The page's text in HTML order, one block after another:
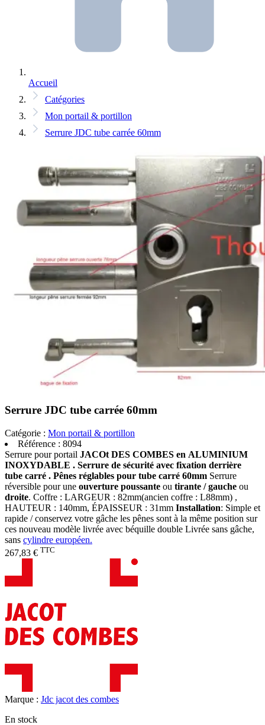
Accueil
Catégories
Mon portail & portillon
Serrure JDC tube carrée 60mm
Serrure JDC tube carrée 60mm
Catégorie : Mon portail & portillon
Référence : 8094
Serrure pour portail JACOt DES COMBES en ALUMINIUM
INOXYDABLE . Serrure de sécurité avec fixation derrière
tube carré . Pênes réglables pour tube carré 60mm
réversible pour une ouverture poussante ou tirante / gauche ou
droite. Coffre : LARGEUR : 82mm(ancien coffre : L88mm) ,
HAUTEUR : 140mm, ÉPAISSEUR : 31mm Installation: Simple et
rapide / conservez votre gâche les pênes sont à la même position sur
ces nouveau modèle livrée avec béquille double Livrée sans gâche,
sans cylindre européen.
267,83 € TTC
Marque : Jdc jacot des combes
En stock